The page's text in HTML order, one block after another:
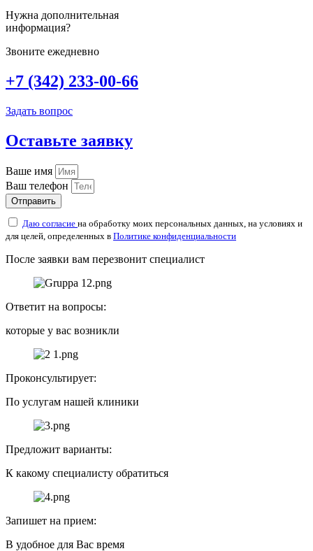
Нужна дополнительная
информация?
Звоните ежедневно
+7 (342) 233-00-66
Задать вопрос
Оставьте заявку
Ваше имя
Ваш телефон
Даю согласие на обработку моих персональных данных, на условиях и
для целей, определенных в Политике конфиденциальности
Отправить
После заявки вам перезвонит специалист
Ответит на вопросы:
которые у вас возникли
Проконсультирует:
По услугам нашей клиники
Предложит варианты:
К какому специалисту обратиться
Запишет на прием:
В удобное для Вас время